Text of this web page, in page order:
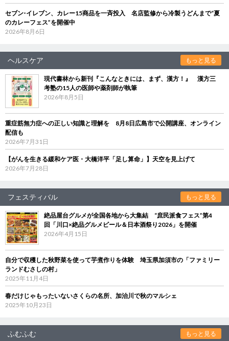
セブン‐イレブン、カレー15商品を一斉投入 名店監修から冷製うどんまで“夏
のカレーフェス”を開催中
2026年8月6日
ヘルスケア もっと見る
現代書林から新刊『こんなときには、まず、漢方！』 漢方三
考塾の15人の医師や薬剤師が執筆
2026年8月5日
重症筋無力症への正しい知識と理解を 8月8日広島市で公開講座、オンライン
配信も
2026年7月31日
【がんを生きる緩和ケア医・大橋洋平「足し算命」】天空を見上げて
2026年7月28日
フェスティバル もっと見る
絶品屋台グルメが全国各地から大集結 “庶民派食フェス”第4
回「川口×絶品グルメビール＆日本酒祭り2026」を開催
2026年4月15日
自分で収穫した秋野菜を使って芋煮作りを体験 埼玉県加須市の「ファミリー
ランドむさしの村」
2025年11月4日
春だけじゃもったいないさくらの名所、加治川で秋のマルシェ
2025年10月23日
ふむふむ もっと見る